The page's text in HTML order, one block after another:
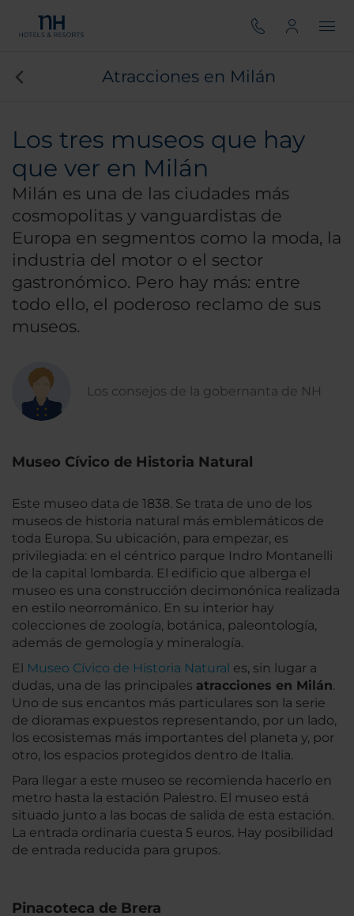
Atracciones en Milán
Los tres museos que hay
que ver en Milán
Milán es una de las ciudades más
cosmopolitas y vanguardistas de
Europa en segmentos como la moda, la
industria del motor o el sector
gastronómico. Pero hay más: entre
todo ello, el poderoso reclamo de sus
museos.
Los consejos de la gobernanta de NH
Museo Cívico de Historia Natural
Este museo data de 1838. Se trata de uno de los
museos de historia natural más emblemáticos de
toda Europa. Su ubicación, para empezar, es
privilegiada: en el céntrico parque Indro Montanelli
de la capital lombarda. El edificio que alberga el
museo es una construcción decimonónica realizada
en estilo neorrománico. En su interior hay
colecciones de zoología, botánica, paleontología,
además de gemología y mineralogía.
El Museo Cívico de Historia Natural es, sin lugar a
dudas, una de las principales atracciones en Milán.
Uno de sus encantos más particulares son la serie
de dioramas expuestos representando, por un lado,
los ecosistemas más importantes del planeta y, por
otro, los espacios protegidos dentro de Italia.
Para llegar a este museo se recomienda hacerlo en
metro hasta la estación Palestro. El museo está
situado junto a las bocas de salida de esta estación.
La entrada ordinaria cuesta 5 euros. Hay posibilidad
de entrada reducida para grupos.
Pinacoteca de Brera